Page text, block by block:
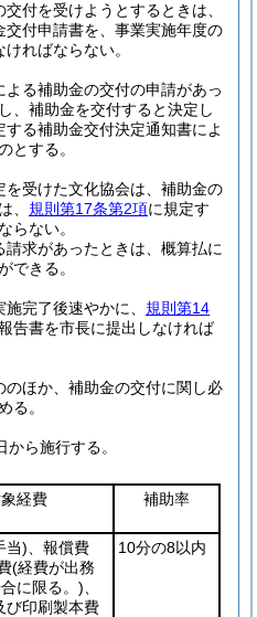
付を受けようとするときは、
交付申請書を、事業実施年度の
ればならない。
よる補助金の交付の申請があっ
、補助金を交付すると決定し
する補助金交付決定通知書によ
とする。
を受けた文化協会は、補助金の
、 規則第17条第2項に規定す
らない。
請求があったときは、概算払に
できる。
完了後速やかに、 規則第14
告書を市長に提出しなければ
のほか、補助金の交付に関し必
る。
ら施行する。
経費 補助率
当) 、報償費
(経費が出務
に限る。)
び印刷製本費
10分の8以内